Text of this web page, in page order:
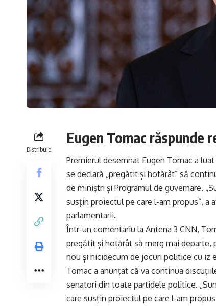
Distribuie
Eugen Tomac răspunde
Premierul desemnat Eugen Tomac a
se declară „pregătit și hotărât” să
de miniștri și Programul de guvernare.
susțin proiectul pe care l-am propus”, a
parlamentarii.
Într-un comentariu la Antena 3 CNN,
pregătit și hotărât să merg mai departe,
nou și nicidecum de jocuri politice cu iz
Tomac a anunțat că va continua
senatori din toate partidele politice.
care susțin proiectul pe care l-am